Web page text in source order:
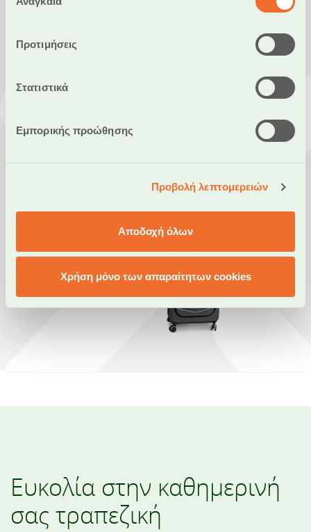
συγκατάθεσης
Προτιμήσεις
Στατιστικά
Εμπορικής προώθησης
Προβολή λεπτομερειών
Αποδοχή όλων
Χρήση μόνο των απαραίτητων cookies
Απολαύστε άρτια εξυπηρέτηση
συναλλάγματος.
ΜΑΘΕΤΕ ΠΕΡΙΣΣΟΤΕΡΑ
Ευκολία στην καθημερινή
σας τραπεζική